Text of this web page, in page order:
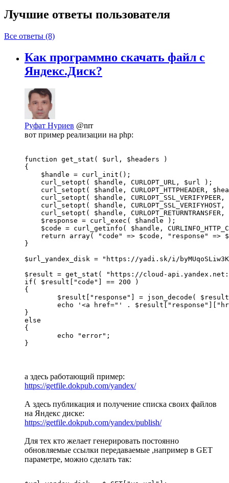
Лучшие ответы пользователя
Все ответы (8)
Как программно скачать файл с
Яндекс.Диск?
Руфат Нуриев @nrr
вот пример реализации на php:
function get_stat( $url, $headers )
{
    $handle = curl_init();
    curl_setopt( $handle, CURLOPT_URL, $url );
curl_setopt( $handle, CURLOPT_HTTPHEADER,
curl_setopt( $handle, CURLOPT_SSL_VERIFYPEER,
curl_setopt( $handle, CURLOPT_SSL_VERIFYHOST,
curl_setopt( $handle, CURLOPT_RETURNTRANSFER,
    $response = curl_exec( $handle );
$code = curl_getinfo( $handle,
return array( "code" => $code, "response" =>
}
$url_yandex_disk = "https://yadi.sk/i/
$result = get_stat( "https://cloud-
if( $result["code"] == 200 )
{
}
else
{
}
а здесь работающий пример:
https://getfile.dokpub.com/yandex/
А здесь публикация и получение списка своих файлов
на Яндекс диске:
https://getfile.dokpub.com/yandex/publish/
Для тех кто желает генерировать постоянно
обновляемые ссылки передаваемые ,например в GET
параметре, можно сделать так: